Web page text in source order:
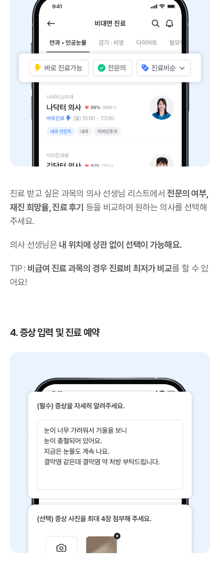
진료 받고 싶은 과목의 의사 선생님 리스트에서전문의 여부,
재진 희망율, 진료 후기 등을 비교하여 원하는 의사를 선택해
주세요.
의사 선생님은 내 위치에 상관 없이 선택이 가능해요.
TIP : 비급여 진료 과목의 경우 진료비 최저가 비교를 할 수 있
어요!
4. 증상 입력 및 진료 예약